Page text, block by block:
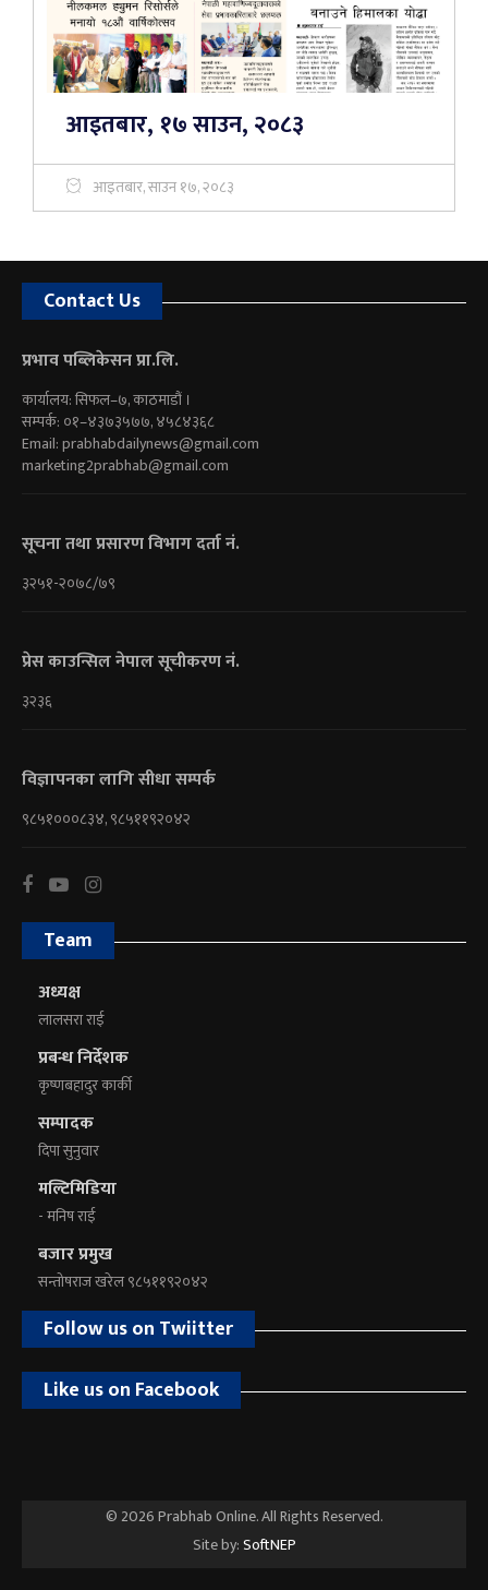
आइतबार, १७ साउन, २०८३
आइतबार, साउन १७, २०८३
Contact Us
प्रभाव पब्लिकेसन प्रा.लि.
कार्यालय: सिफल–७, काठमाडौं ।
सम्पर्क: ०१–४३७३५७७, ४५८४३६८
Email:prabhabdailynews@gmail.com
marketing2prabhab@gmail.com
सूचना तथा प्रसारण विभाग दर्ता नं.
३२५१-२०७८/७९
प्रेस काउन्सिल नेपाल सूचीकरण नं.
३२३६
विज्ञापनका लागि सीधा सम्पर्क
९८५१०००८३४, ९८५११९२०४२
Team
अध्यक्ष
लालसरा राई
प्रबन्ध निर्देशक
कृष्णबहादुर कार्की
सम्पादक
दिपा सुनुवार
मल्टिमिडिया
- मनिष राई
बजार प्रमुख
सन्तोषराज खरेल ९८५११९२०४२
Follow us on Twiitter
Like us on Facebook
© 2026 Prabhab Online. All Rights Reserved.
Site by:SoftNEP